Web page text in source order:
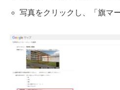
写真をクリックし、「旗マ